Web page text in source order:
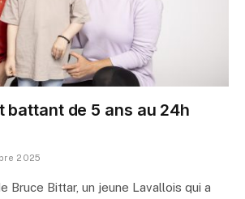
battant de 5 ans au 24h
2025
Bruce Bittar, un jeune Lavallois qui a